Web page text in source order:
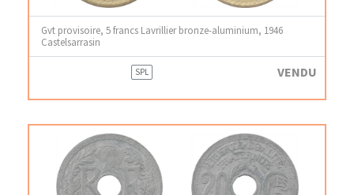
Gvt provisoire, 5 francs Lavrillier bronze-aluminium, 1946
Castelsarrasin
SPL VENDU